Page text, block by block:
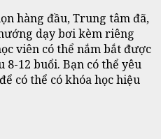
hàng đầu, Trung tâm đã,
dạy bơi kèm riêng
viên có thể nắm bắt được
8-12 buổi. Bạn có thể yêu
có thể có khóa học hiệu